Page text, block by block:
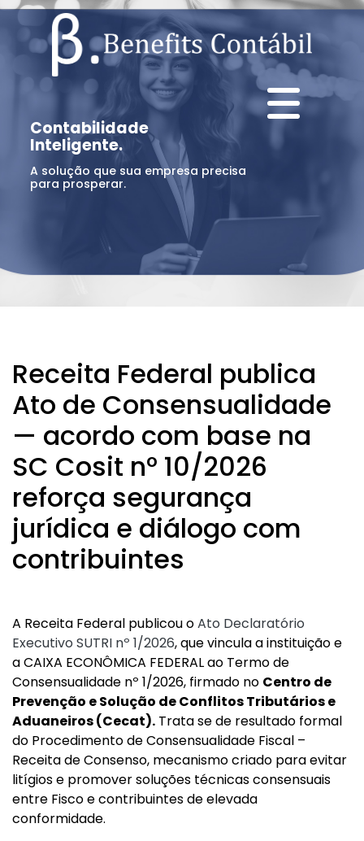
Contabilidade
Inteligente.
A solução que sua empresa precisa
para prosperar.
Receita Federal publica
Ato de Consensualidade
— acordo com base na
SC Cosit nº 10/2026
reforça segurança
jurídica e diálogo com
contribuintes
A Receita Federal publicou oAto Declaratório
Executivo SUTRI nº 1/2026, que vincula a instituição e
a CAIXA ECONÔMICA FEDERAL ao Termo de
Consensualidade nº 1/2026, firmado no Centro de
Prevenção e Solução de Conflitos Tributários e
Aduaneiros (Cecat). Trata se de resultado formal
do Procedimento de Consensualidade Fiscal –
Receita de Consenso, mecanismo criado para evitar
litígios e promover soluções técnicas consensuais
entre Fisco e contribuintes de elevada
conformidade.